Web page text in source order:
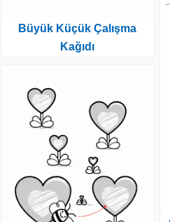
Büyük Küçük Çalışma
Kağıdı